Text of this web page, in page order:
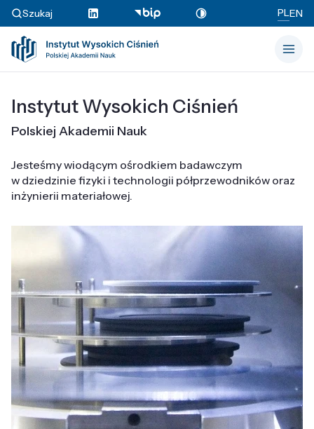
Szukaj PLEN
Instytut Wysokich Ciśnień
Polskiej Akademii Nauk
Jesteśmy wiodącym ośrodkiem badawczym
w dziedzinie fizyki i technologii półprzewodników oraz
inżynierii materiałowej.